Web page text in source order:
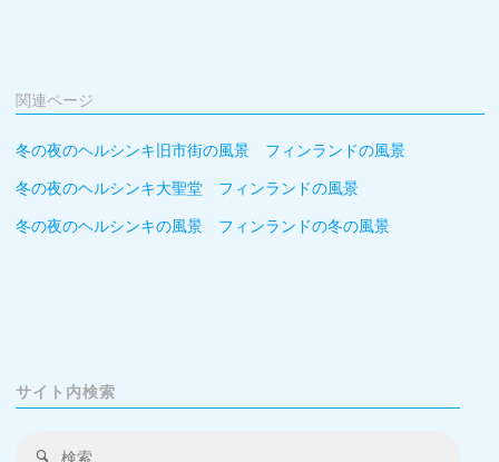
関連ページ
冬の夜のヘルシンキ旧市街の風景 フィンランドの風景
冬の夜のヘルシンキ大聖堂 フィンランドの風景
冬の夜のヘルシンキの風景 フィンランドの冬の風景
サイト内検索
検